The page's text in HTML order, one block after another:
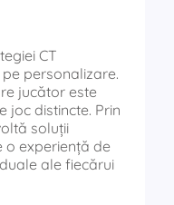
CT
personalizare.
jucător este
joc distincte. Prin
soluții
o experiență de
ale fiecărui